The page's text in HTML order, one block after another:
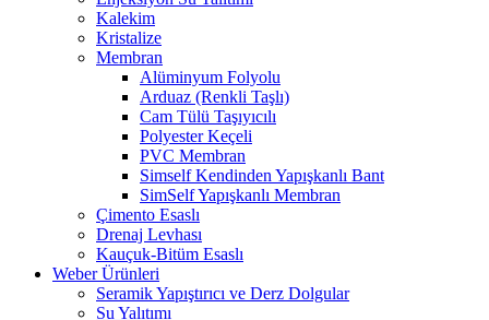
Kalekim
Kristalize
Membran
Alüminyum Folyolu
Arduaz (Renkli Taşlı)
Cam Tülü Taşıyıcılı
Polyester Keçeli
PVC Membran
Simself Kendinden Yapışkanlı Bant
SimSelf Yapışkanlı Membran
Çimento Esaslı
Drenaj Levhası
Kauçuk-Bitüm Esaslı
Weber Ürünleri
Seramik Yapıştırıcı ve Derz Dolgular
Su Yalıtımı